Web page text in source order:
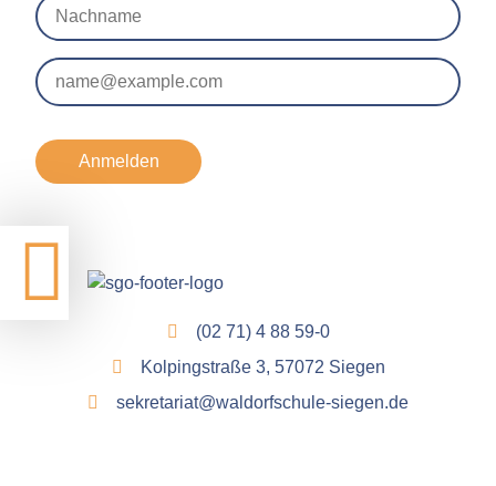
Anmelden
(02 71) 4 88 59-0
Kolpingstraße 3, 57072 Siegen
sekretariat@waldorfschule-siegen.de